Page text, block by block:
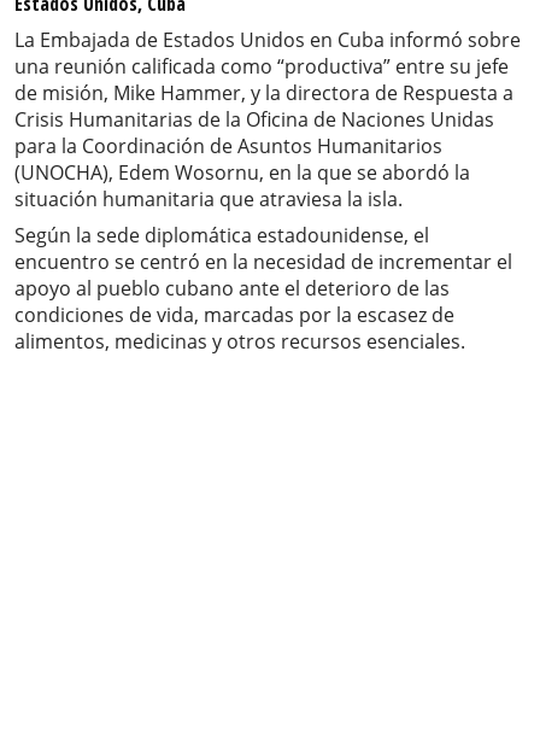
La Embajada de Estados Unidos en Cuba informó sobre
una reunión calificada como “productiva” entre su jefe
de misión, Mike Hammer, y la directora de Respuesta a
Crisis Humanitarias de la Oficina de Naciones Unidas
para la Coordinación de Asuntos Humanitarios
(UNOCHA), Edem Wosornu, en la que se abordó la
situación humanitaria que atraviesa la isla.
Según la sede diplomática estadounidense, el
encuentro se centró en la necesidad de incrementar el
apoyo al pueblo cubano ante el deterioro de las
condiciones de vida, marcadas por la escasez de
alimentos, medicinas y otros recursos esenciales.